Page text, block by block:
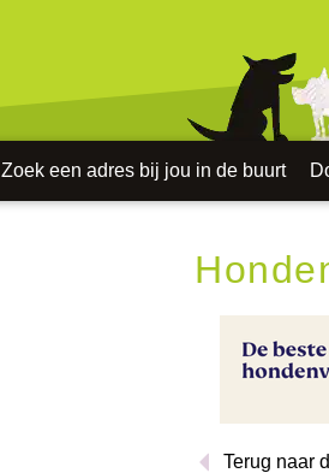
Zoek een adres bij jou in de buurt
Terug naar